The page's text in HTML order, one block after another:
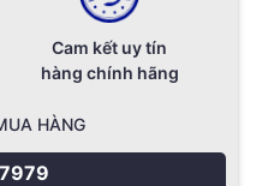
Cam kết uy tín
hàng chính hãng
HÀNG